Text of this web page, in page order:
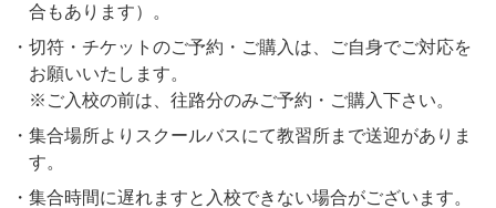
合もあります）。
・切符・チケットのご予約・ご購入は、ご自身でご対応を
お願いいたします。
※ご入校の前は、往路分のみご予約・ご購入下さい。
・集合場所よりスクールバスにて教習所まで送迎がありま
す。
・集合時間に遅れますと入校できない場合がございます。